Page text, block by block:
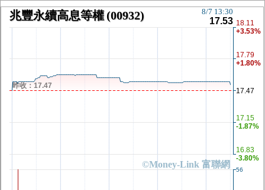
兆豐永續高息等權(00932)
©Money-Link 富聯網
8/7 13:30
17.53
昨收：17.47
16.83
-3.80%
17.15
-1.87%
17.47
17.79
+1.80%
18.11
+3.53%
56